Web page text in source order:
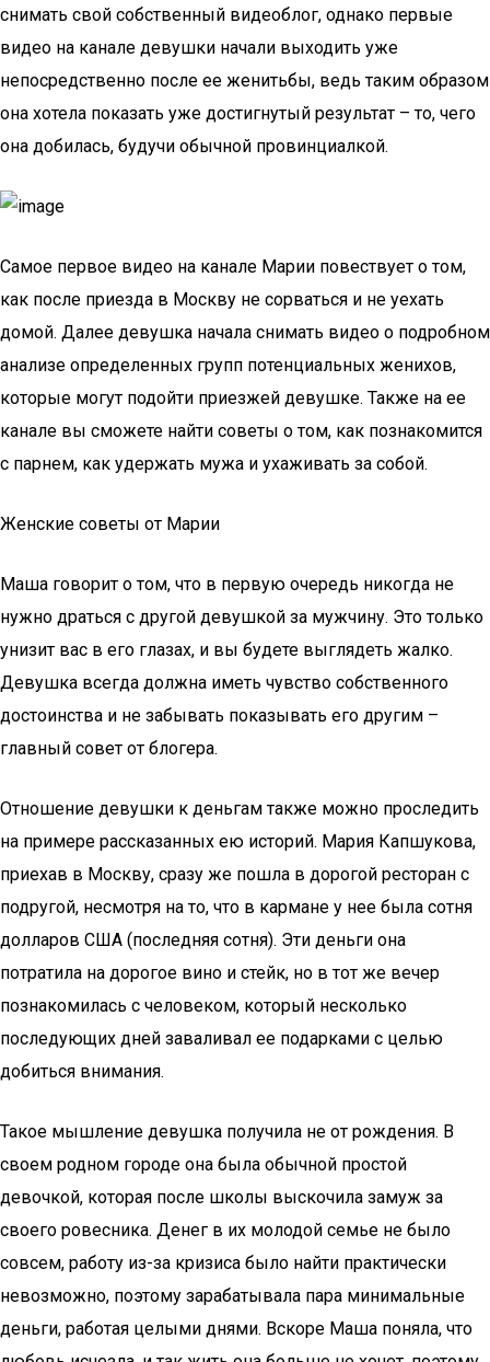
снимать свой собственный видеоблог, однако первые
видео на канале девушки начали выходить уже
непосредственно после ее женитьбы, ведь таким образом
она хотела показать уже достигнутый результат – то, чего
она добилась, будучи обычной провинциалкой.
Самое первое видео на канале Марии повествует о том,
как после приезда в Москву не сорваться и не уехать
домой. Далее девушка начала снимать видео о подробном
анализе определенных групп потенциальных женихов,
которые могут подойти приезжей девушке. Также на ее
канале вы сможете найти советы о том, как познакомится
с парнем, как удержать мужа и ухаживать за собой.
Женские советы от Марии
Маша говорит о том, что в первую очередь никогда не
нужно драться с другой девушкой за мужчину. Это только
унизит вас в его глазах, и вы будете выглядеть жалко.
Девушка всегда должна иметь чувство собственного
достоинства и не забывать показывать его другим –
главный совет от блогера.
Отношение девушки к деньгам также можно проследить
на примере рассказанных ею историй. Мария Капшукова,
приехав в Москву, сразу же пошла в дорогой ресторан с
подругой, несмотря на то, что в кармане у нее была сотня
долларов США (последняя сотня). Эти деньги она
потратила на дорогое вино и стейк, но в тот же вечер
познакомилась с человеком, который несколько
последующих дней заваливал ее подарками с целью
добиться внимания.
Такое мышление девушка получила не от рождения. В
своем родном городе она была обычной простой
девочкой, которая после школы выскочила замуж за
своего ровесника. Денег в их молодой семье не было
совсем, работу из-за кризиса было найти практически
невозможно, поэтому зарабатывала пара минимальные
деньги, работая целыми днями. Вскоре Маша поняла, что